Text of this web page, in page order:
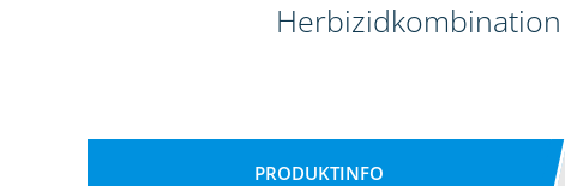
PRODUKTINFO